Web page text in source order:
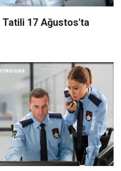
Tatili 17 Ağustos'ta